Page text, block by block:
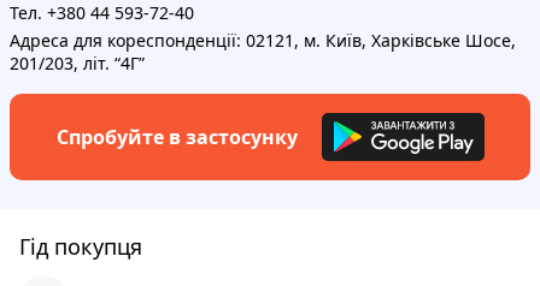
Тел. +380 44 593-72-40
Адреса для кореспонденції: 02121, м. Київ, Харківське Шосе,
201/203, літ. “4Г”
Спробуйте в застосунку
Гід покупця